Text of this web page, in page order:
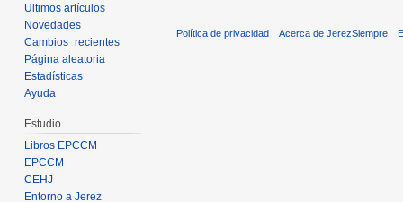
Ultimos artículos
Novedades
Cambios_recientes
Página aleatoria
Estadísticas
Ayuda
Estudio
Libros EPCCM
EPCCM
CEHJ
Entorno a Jerez
Política de privacidad Acerca de JerezSiempre